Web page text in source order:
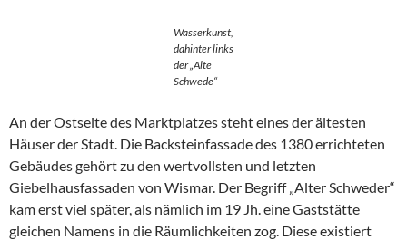
Wasserkunst,
dahinter links
der „Alte
Schwede“
An der Ostseite des Marktplatzes steht eines der ältesten
Häuser der Stadt. Die Backsteinfassade des 1380 errichteten
Gebäudes gehört zu den wertvollsten und letzten
Giebelhausfassaden von Wismar. Der Begriff „Alter Schweder“
kam erst viel später, als nämlich im 19 Jh. eine Gaststätte
gleichen Namens in die Räumlichkeiten zog. Diese existiert